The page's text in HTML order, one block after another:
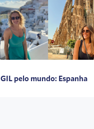
GIL pelo mundo: Espanha